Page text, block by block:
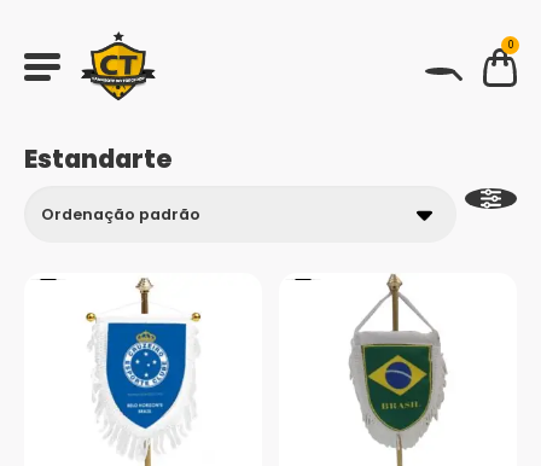
0
Estandarte